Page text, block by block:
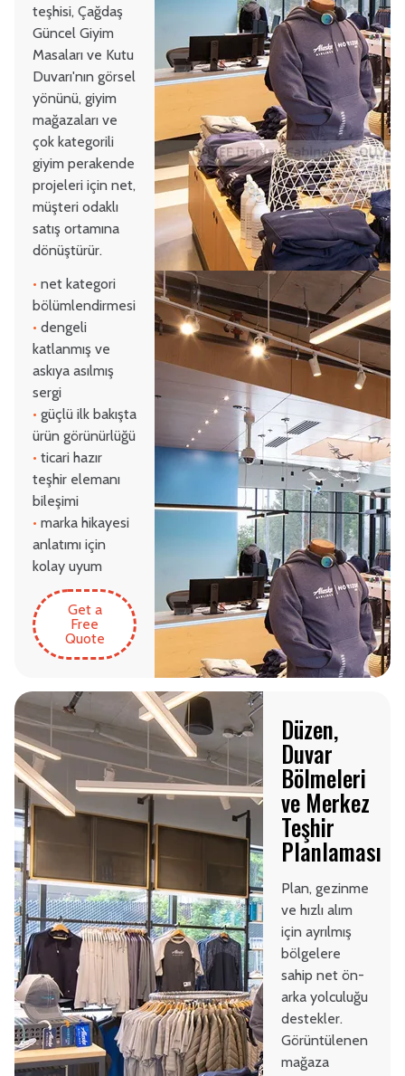
teşhisi, Çağdaş
Güncel Giyim
Masaları ve Kutu
Duvarı'nın görsel
yönünü, giyim
mağazaları ve
çok kategorili
giyim perakende
projeleri için net,
müşteri odaklı
satış ortamına
dönüştürür.
• net kategori
bölümlendirmesi
• dengeli
katlanmış ve
askıya asılmış
sergi
• güçlü ilk bakışta
ürün görünürlüğü
• ticari hazır
teşhir elemanı
bileşimi
• marka hikayesi
anlatımı için
kolay uyum
Get a
Free
Quote
Düzen,
Duvar
Bölmeleri
ve Merkez
Teşhir
Planlaması
Plan, gezinme
ve hızlı alım
için ayrılmış
bölgelere
sahip net ön-
arka yolculuğu
destekler.
Görüntülenen
mağaza